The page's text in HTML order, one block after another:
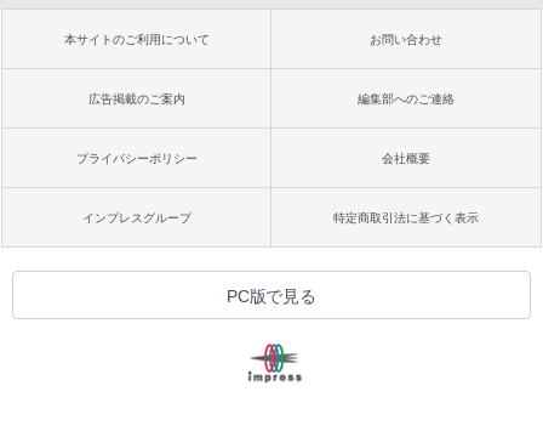
本サイトのご利用について お問い合わせ
広告掲載のご案内 編集部へのご連絡
プライバシーポリシー 会社概要
インプレスグループ 特定商取引法に基づく表示
PC版で見る